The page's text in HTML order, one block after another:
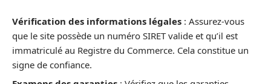
Vérification des informations légales : Assurez-vous
que le site possède un numéro SIRET valide et qu’il est
immatriculé au Registre du Commerce. Cela constitue un
signe de confiance.